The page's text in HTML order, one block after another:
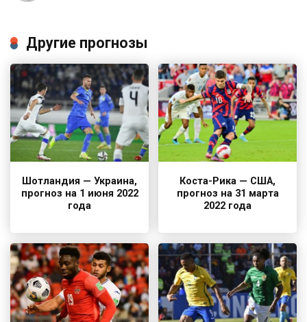
Другие прогнозы
Шотландия — Украина,
прогноз на 1 июня 2022
года
Коста-Рика — США,
прогноз на 31 марта
2022 года